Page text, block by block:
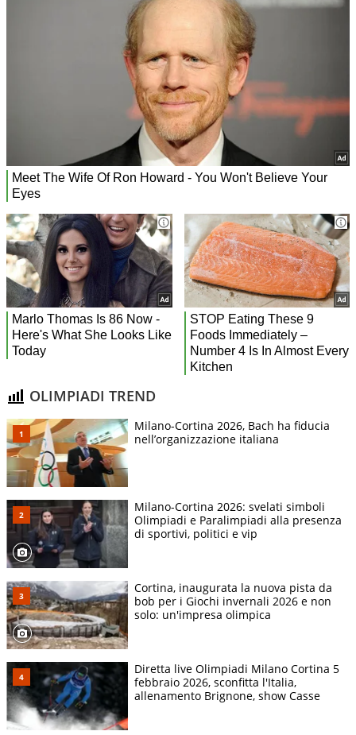
OLIMPIADI TREND
Milano-Cortina 2026, Bach ha fiducia
nell’organizzazione italiana
Milano-Cortina 2026: svelati simboli
Olimpiadi e Paralimpiadi alla presenza
di sportivi, politici e vip
Cortina, inaugurata la nuova pista da
bob per i Giochi invernali 2026 e non
solo: un'impresa olimpica
Diretta live Olimpiadi Milano Cortina 5
febbraio 2026, sconfitta l'Italia,
allenamento Brignone, show Casse